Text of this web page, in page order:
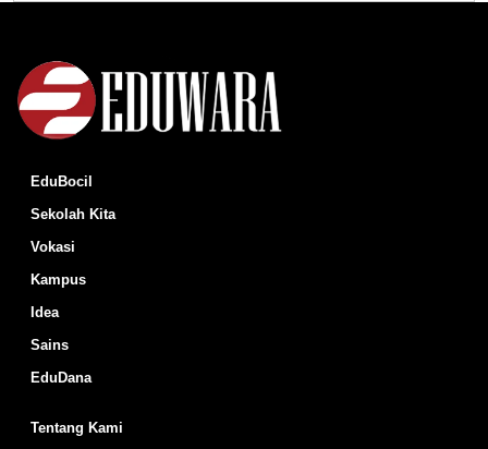
EduBocil
Sekolah Kita
Vokasi
Kampus
Idea
Sains
EduDana
Tentang Kami